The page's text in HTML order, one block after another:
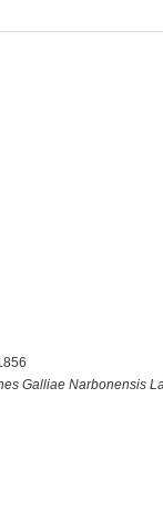
Galliae Narbonensis